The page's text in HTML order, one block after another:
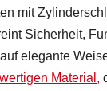
mit
Sicherheit,
elegante
Material,